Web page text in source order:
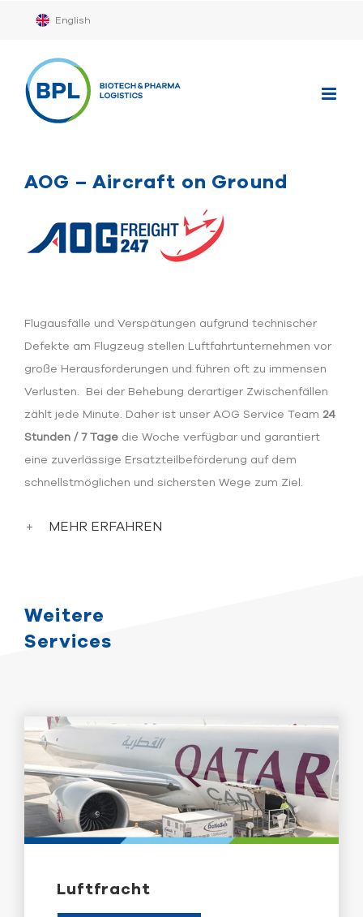
English
AOG – Aircraft on Ground
Flugausfälle und Verspätungen aufgrund technischer
Defekte am Flugzeug stellen Luftfahrtunternehmen vor
große Herausforderungen und führen oft zu immensen
Verlusten. Bei der Behebung derartiger Zwischenfällen
zählt jede Minute. Daher ist unser AOG Service Team 24
Stunden / 7 Tage die Woche verfügbar und garantiert
eine zuverlässige Ersatzteilbeförderung auf dem
schnellstmöglichen und sichersten Wege zum Ziel.
MEHR ERFAHREN
Weitere
Services
Luftfracht